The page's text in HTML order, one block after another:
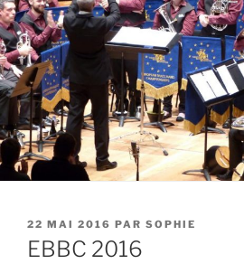
PUBLIÉ
LE
22 MAI 2016 PAR SOPHIE
EBBC 2016